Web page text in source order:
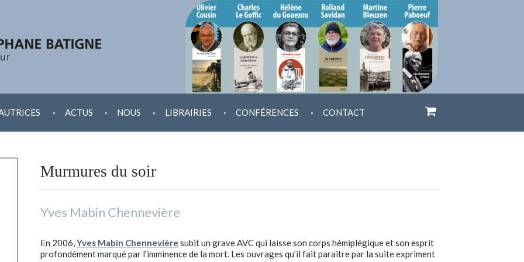
. ACTUS . NOUS . LIBRAIRIES . CONFÉRENCES . CONTACT
Murmures du soir
Yves Mabin Chennevière
En 2006,Yves Mabin Chennevière subit un grave AVC qui laisse son corps hémiplégique et son esprit
profondément marqué par l’imminence de la mort. Les ouvrages qu’il fait paraître par la suite expriment